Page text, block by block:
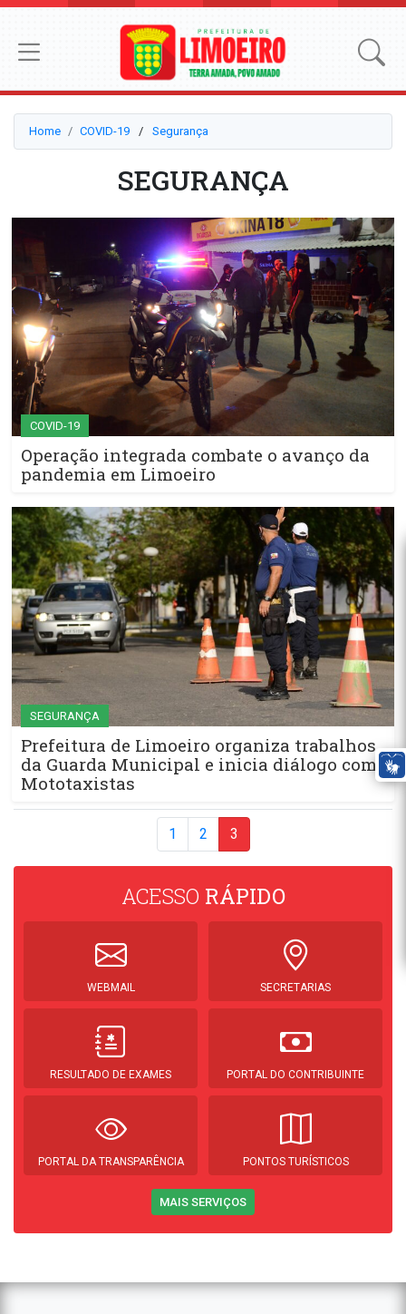
Home COVID-19 ⠀/⠀ Segurança
SEGURANÇA
COVID-19
Operação integrada combate o avanço da
pandemia em Limoeiro
SEGURANÇA
Prefeitura de Limoeiro organiza trabalhos
da Guarda Municipal e inicia diálogo com
Mototaxistas
1 2 3
ACESSO RÁPIDO
WEBMAIL SECRETARIAS
RESULTADO DE EXAMES PORTAL DO CONTRIBUINTE
PORTAL DA TRANSPARÊNCIA PONTOS TURÍSTICOS
MAIS SERVIÇOS